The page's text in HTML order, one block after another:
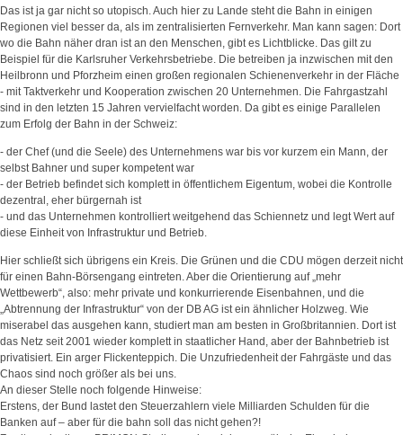
Das ist ja gar nicht so utopisch. Auch hier zu Lande steht die Bahn in einigen
Regionen viel besser da, als im zentralisierten Fernverkehr. Man kann sagen: Dort
wo die Bahn näher dran ist an den Menschen, gibt es Lichtblicke. Das gilt zu
Beispiel für die Karlsruher Verkehrsbetriebe. Die betreiben ja inzwischen mit den
Heilbronn und Pforzheim einen großen regionalen Schienenverkehr in der Fläche
- mit Taktverkehr und Kooperation zwischen 20 Unternehmen. Die Fahrgastzahl
sind in den letzten 15 Jahren vervielfacht worden. Da gibt es einige Parallelen
zum Erfolg der Bahn in der Schweiz:
- der Chef (und die Seele) des Unternehmens war bis vor kurzem ein Mann, der
selbst Bahner und super kompetent war
- der Betrieb befindet sich komplett in öffentlichem Eigentum, wobei die Kontrolle
dezentral, eher bürgernah ist
- und das Unternehmen kontrolliert weitgehend das Schiennetz und legt Wert auf
diese Einheit von Infrastruktur und Betrieb.
Hier schließt sich übrigens ein Kreis. Die Grünen und die CDU mögen derzeit nicht
für einen Bahn-Börsengang eintreten. Aber die Orientierung auf „mehr
Wettbewerb“, also: mehr private und konkurrierende Eisenbahnen, und die
„Abtrennung der Infrastruktur“ von der DB AG ist ein ähnlicher Holzweg. Wie
miserabel das ausgehen kann, studiert man am besten in Großbritannien. Dort ist
das Netz seit 2001 wieder komplett in staatlicher Hand, aber der Bahnbetrieb ist
privatisiert. Ein arger Flickenteppich. Die Unzufriedenheit der Fahrgäste und das
Chaos sind noch größer als bei uns.
An dieser Stelle noch folgende Hinweise:
Erstens, der Bund lastet den Steuerzahlern viele Milliarden Schulden für die
Banken auf – aber für die bahn soll das nicht gehen?!